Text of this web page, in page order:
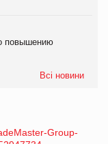
повышению
Всі новини